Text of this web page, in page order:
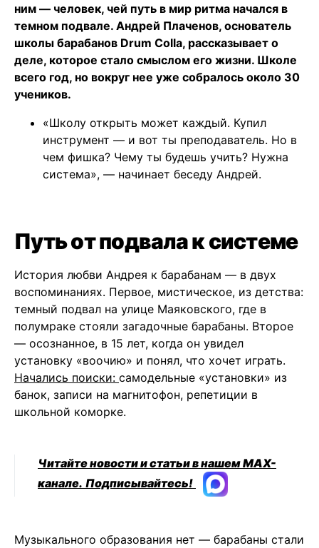
ним — человек, чей путь в мир ритма начался в
темном подвале. Андрей Плаченов, основатель
школы барабанов Drum Colla, рассказывает о
деле, которое стало смыслом его жизни. Школе
всего год, но вокруг нее уже собралось около 30
учеников.
«Школу открыть может каждый. Купил
инструмент — и вот ты преподаватель. Но в
чем фишка? Чему ты будешь учить? Нужна
система», — начинает беседу Андрей.
Путь от подвала к системе
История любви Андрея к барабанам — в двух
воспоминаниях. Первое, мистическое, из детства:
темный подвал на улице Маяковского, где в
полумраке стояли загадочные барабаны. Второе
— осознанное, в 15 лет, когда он увидел
установку «воочию» и понял, что хочет играть.
Начались поиски: самодельные «установки» из
банок, записи на магнитофон, репетиции в
школьной коморке.
Читайте новости и статьи в нашем MAX-
канале. Подписывайтесь!
Музыкального образования нет — барабаны стали